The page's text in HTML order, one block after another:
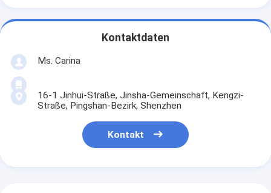
Kontaktdaten
Ms. Carina
16-1 Jinhui-Straße, Jinsha-Gemeinschaft, Kengzi-
Straße, Pingshan-Bezirk, Shenzhen
Kontakt